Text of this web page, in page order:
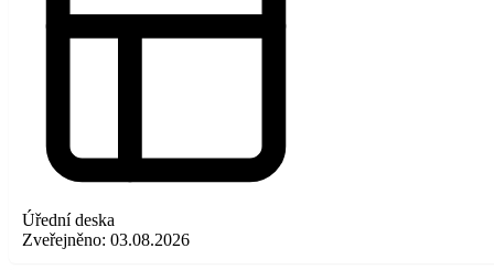
Úřední deska
Zveřejněno: 03.08.2026